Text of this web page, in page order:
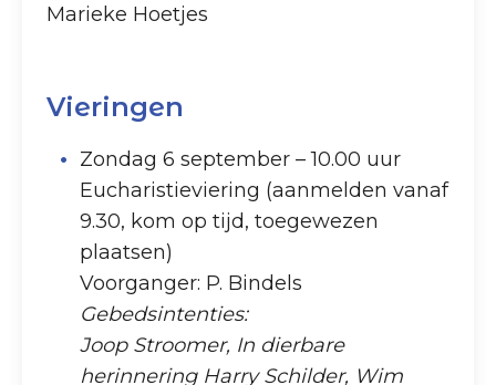
Marieke Hoetjes
Vieringen
Zondag 6 september – 10.00 uur
Eucharistieviering (aanmelden vanaf
9.30, kom op tijd, toegewezen
plaatsen)
Voorganger: P. Bindels
Gebedsintenties:
Joop Stroomer, In dierbare
herinnering Harry Schilder, Wim